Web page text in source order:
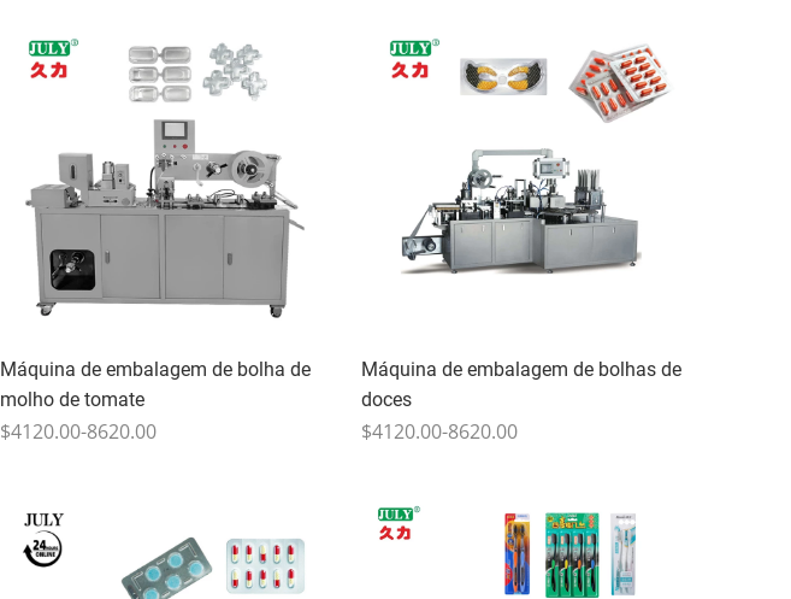
Máquina de embalagem de bolha de
molho de tomate
$4120.00-8620.00
Máquina de embalagem de bolhas de
doces
$4120.00-8620.00